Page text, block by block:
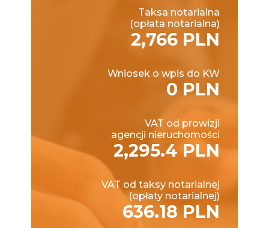
Taksa notarialna
(opłata notarialna)
2,766 PLN
Wniosek o wpis do KW
0 PLN
VAT od prowizji
agencji nieruchomości
2,295.4 PLN
VAT od taksy notarialnej
(opłaty notarialnej)
636.18 PLN